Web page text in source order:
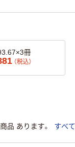
冊
（税込）
品 あります。
すべ